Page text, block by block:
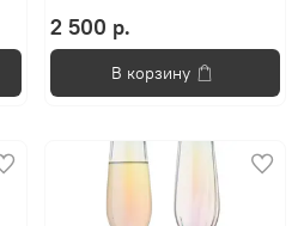
2 500 р.
В корзину